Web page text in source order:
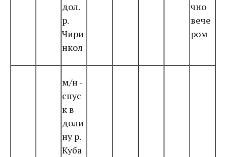
дол.
р.
Чири
нкол
чно
вече
ром
м/н -
спус
к в
доли
ну р.
Куба